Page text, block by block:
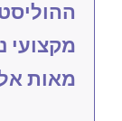
מקצועי
מאות